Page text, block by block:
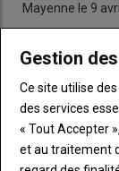
Mayenne le 9
Gestion
Ce site utilise
des services
« Tout Accepter
et au traitement